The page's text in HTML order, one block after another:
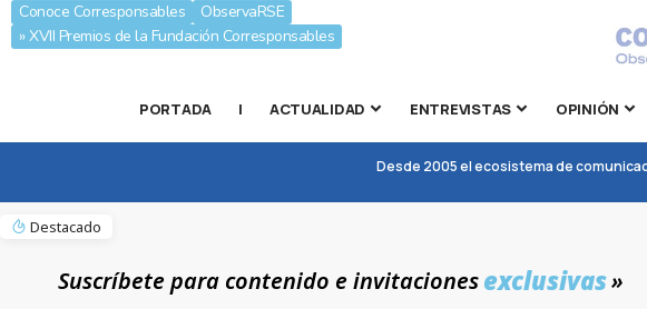
Conoce Corresponsables
ObservaRSE
» XVII Premios de la Fundación Corresponsables
PORTADA | ACTUALIDAD ENTREVISTAS OPINIÓN
Desde 2005 el ecosistema de
Destacado
Suscríbete para contenido e invitacionesexclusivas»